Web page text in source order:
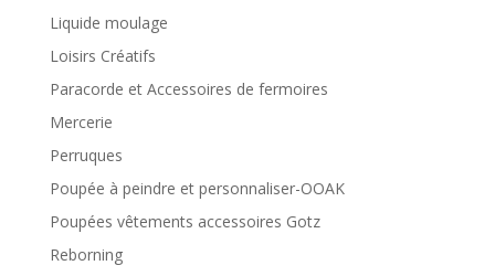
Liquide moulage
Loisirs Créatifs
Paracorde et Accessoires de fermoires
Mercerie
Perruques
Poupée à peindre et personnaliser-OOAK
Poupées vêtements accessoires Gotz
Reborning